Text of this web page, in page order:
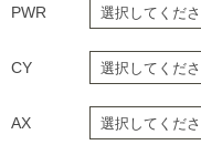
PWR
CY
AX